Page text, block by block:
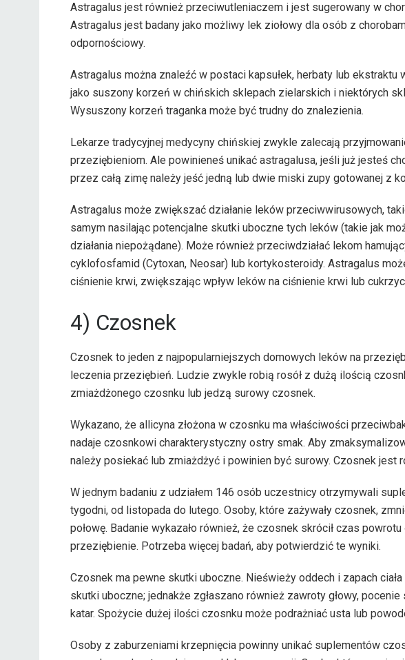
Astragalus jest również przeciwutleniaczem i jest sugerowany w
Astragalus jest badany jako możliwy lek ziołowy dla osób z
odpornościowy.
Astragalus można znaleźć w postaci kapsułek, herbaty lub
jako suszony korzeń w chińskich sklepach zielarskich i niektórych
Wysuszony korzeń traganka może być trudny do znalezienia.
Lekarze tradycyjnej medycyny chińskiej zwykle zalecają
przeziębieniom. Ale powinieneś unikać astragalusa, jeśli już jesteś
przez całą zimę należy jeść jedną lub dwie miski zupy gotowanej z
Astragalus może zwiększać działanie leków przeciwwirusowych,
samym nasilając potencjalne skutki uboczne tych leków (takie jak
działania niepożądane). Może również przeciwdziałać lekom
cyklofosfamid (Cytoxan, Neosar) lub kortykosteroidy. Astragalus
ciśnienie krwi, zwiększając wpływ leków na ciśnienie krwi lub
4) Czosnek
Czosnek to jeden z najpopularniejszych domowych leków na
leczenia przeziębień. Ludzie zwykle robią rosół z dużą ilością
zmiażdżonego czosnku lub jedzą surowy czosnek.
Wykazano, że allicyna złożona w czosnku ma właściwości
nadaje czosnkowi charakterystyczny ostry smak. Aby
należy posiekać lub zmiażdżyć i powinien być surowy. Czosnek jest
W jednym badaniu z udziałem 146 osób uczestnicy otrzymywali
tygodni, od listopada do lutego. Osoby, które zażywały czosnek,
połowę. Badanie wykazało również, że czosnek skrócił czas
przeziębienie. Potrzeba więcej badań, aby potwierdzić te wyniki.
Czosnek ma pewne skutki uboczne. Nieświeży oddech i zapach
skutki uboczne; jednakże zgłaszano również zawroty głowy,
katar. Spożycie dużej ilości czosnku może podrażniać usta lub
Osoby z zaburzeniami krzepnięcia powinny unikać suplementów